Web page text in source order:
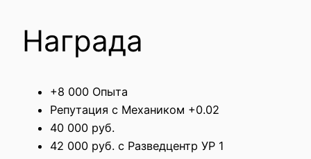
Награда
+8 000 Опыта
Репутация с Механиком +0.02
40 000 руб.
42 000 руб. с Разведцентр УР 1